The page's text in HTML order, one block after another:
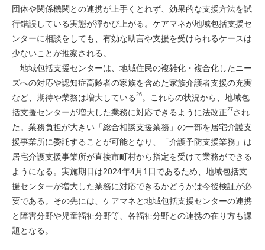
団体や関係機関との連携が上手くとれず、効果的な支援方法を試
行錯誤している実態が浮かび上がる。ケアマネが地域包括支援セ
ンターに相談をしても、有効な助言や支援を受けられるケースは
少ないことが推察される。
地域包括支援センターは、地域住民の複雑化・複合化したニー
ズへの対応や認知症高齢者の家族を含めた家族介護者支援の充実
など、期待や業務は増大している 26。これらの状況から、地域包
括支援センターが増大した業務に対応できるように法改正27され
た。業務負担が大きい「総合相談支援業務」の一部を居宅介護支
援事業所に委託することが可能となり、「介護予防支援業務」は
居宅介護支援事業所が直接市町村から指定を受けて業務ができる
ようになる。実施期日は2024年4月1日であるため、地域包括支
援センターが増大した業務に対応できるかどうかは今後検証が必
要である。その先には、ケアマネと地域包括支援センターの連携
と障害分野や児童福祉分野等、各福祉分野との連携の在り方も課
題となる。